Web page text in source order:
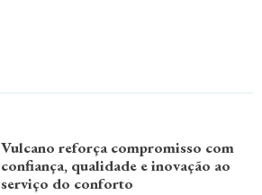
Vulcano reforça compromisso com
confiança, qualidade e inovação ao
serviço do conforto